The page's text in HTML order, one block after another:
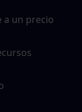
a un precio